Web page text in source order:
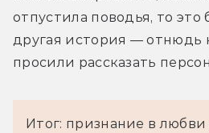
отпустила поводья, то это
другая история — отнюдь
просили рассказать
Итог: признание в